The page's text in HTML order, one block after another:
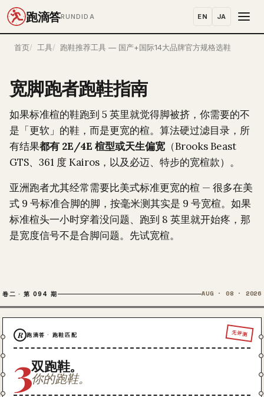
跑滴答RUNDIDA EN JA
首页 工具 跑鞋推荐工具 — 国产+国际14大品牌官方规格选鞋
宽脚跑者跑鞋指南
如果标准楦的鞋跑到 5 英里就觉得脚被挤，你需要的不
是「更软」的鞋，而是更宽的楦。算法硬过滤目录，所
有结果都有 2E/4E 楦型或天生偏宽 （Brooks Beast
GTS、361 度 Kairos，以及必迈、特步的宽楦款）。
亚洲跑者尤其经常需要比美式标准更宽的楦 — 很多在美
式 9 号标准合脚的脚，按毫米测其实是 9 号宽楦。如果
标准楦头一小时穿着没问题、跑到 8 英里就开始疼，那
是宽度信号不是合脚问题。先试宽楦。
卷二 · 第 094 期 AUG · 08 · 2026
无评测
R 跑滴答 · 跑鞋匹配
3双跑鞋。
你的跑鞋。